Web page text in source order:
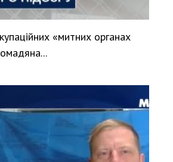
«митних органах